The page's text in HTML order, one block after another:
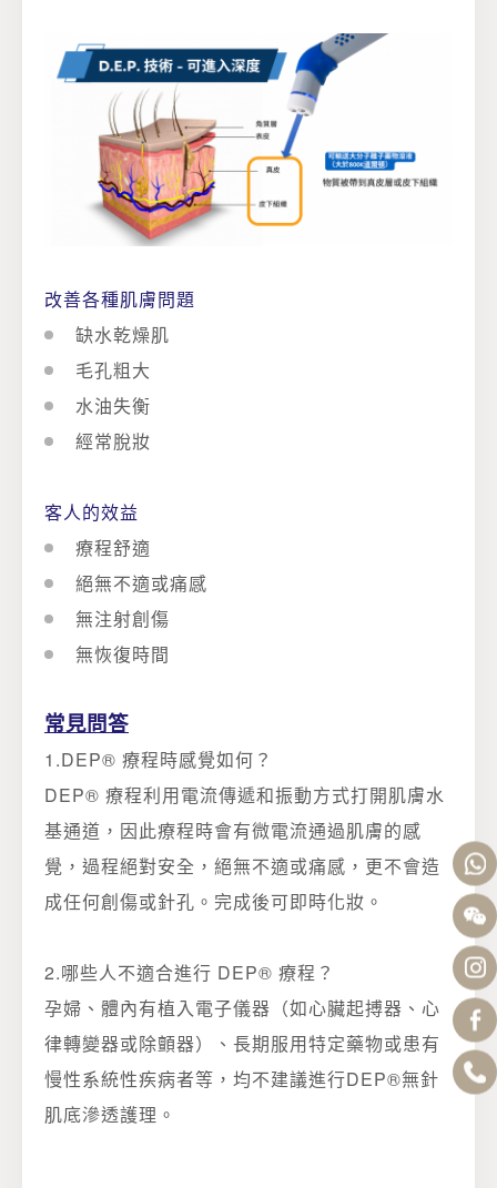
改善各種肌膚問題
c
i
r
c
e
缺水乾燥肌
c
i
r
l
e
毛孔粗大
c
i
c
l
e
水油失衡
c
r
c
l
e
經常脫妝
客人的效益
c
i
r
c
e
療程舒適
c
i
r
l
e
絕無不適或痛感
c
i
c
l
e
無注射創傷
c
r
c
l
e
無恢復時間
常見問答
1.DEP® 療程時感覺如何？
DEP® 療程利用電流傳遞和振動方式打開肌膚水
基通道，因此療程時會有微電流通過肌膚的感
覺，過程絕對安全，絕無不適或痛感，更不會造
成任何創傷或針孔。完成後可即時化妝。
2.哪些人不適合進行 DEP® 療程？
孕婦、體內有植入電子儀器（如心臟起搏器、心
律轉變器或除顫器）、長期服用特定藥物或患有
慢性系統性疾病者等，均不建議進行DEP®無針
肌底滲透護理。